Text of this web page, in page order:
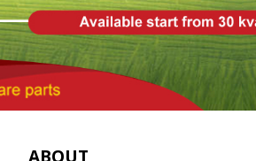
ABOUT